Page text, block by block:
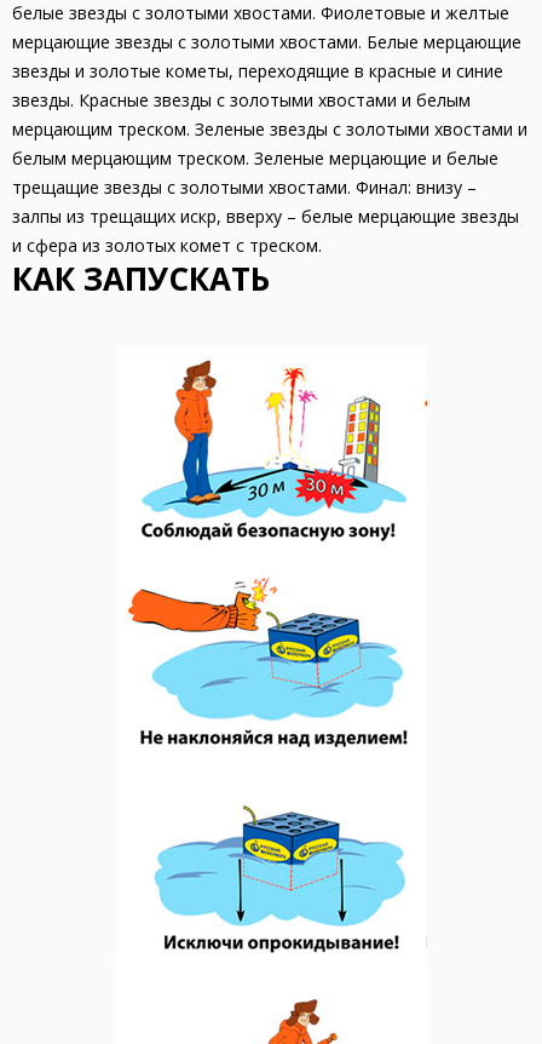
белые звезды с золотыми хвостами. Фиолетовые и желтые
мерцающие звезды с золотыми хвостами. Белые мерцающие
звезды и золотые кометы, переходящие в красные и синие
звезды. Красные звезды с золотыми хвостами и белым
мерцающим треском. Зеленые звезды с золотыми хвостами и
белым мерцающим треском. Зеленые мерцающие и белые
трещащие звезды с золотыми хвостами. Финал: внизу –
залпы из трещащих искр, вверху – белые мерцающие звезды
и сфера из золотых комет с треском.
КАК ЗАПУСКАТЬ